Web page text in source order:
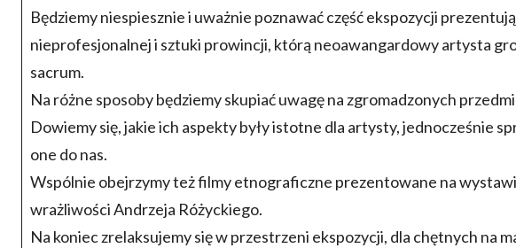
Będziemy niespiesznie i uważnie poznawać część ekspozycji
nieprofesjonalnej i sztuki prowincji, którą neoawangardowy artysta
sacrum.
Na różne sposoby będziemy skupiać uwagę na zgromadzonych
Dowiemy się, jakie ich aspekty były istotne dla artysty, jednocześnie
one do nas.
Wspólnie obejrzymy też filmy etnograficzne prezentowane na
wrażliwości Andrzeja Różyckiego.
Na koniec zrelaksujemy się w przestrzeni ekspozycji, dla chętnych na